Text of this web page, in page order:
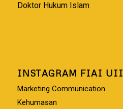
Doktor Hukum Islam
INSTAGRAM FIAI UII
Marketing Communication
Kehumasan